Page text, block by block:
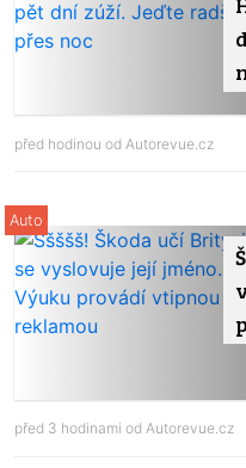
před hodinou od Autorevue.cz
Auto
před 3 hodinami od Autorevue.cz